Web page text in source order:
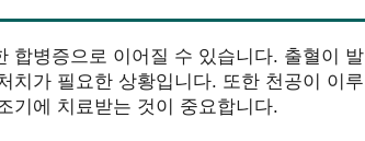
합병증으로 이어질 수 있습니다. 출혈이 발
치가 필요한 상황입니다. 또한 천공이 이루
기에 치료받는 것이 중요합니다.